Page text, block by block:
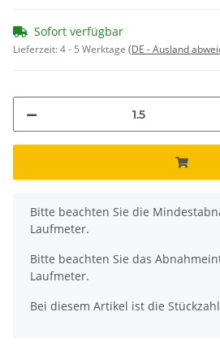
Sofort verfügbar
Lieferzeit:4 - 5 Werktage (DE - Ausland
x
Bitte beachten Sie die
Laufmeter.
Bitte beachten Sie das
Laufmeter.
Bei diesem Artikel ist die